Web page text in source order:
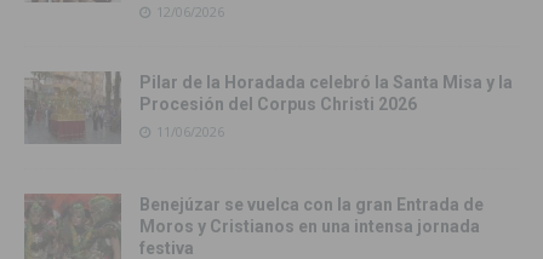
12/06/2026
Pilar de la Horadada celebró la Santa Misa y la
Procesión del Corpus Christi 2026
11/06/2026
Benejúzar se vuelca con la gran Entrada de
Moros y Cristianos en una intensa jornada
festiva